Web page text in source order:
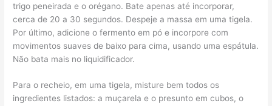
trigo peneirada e o orégano. Bate apenas até incorporar,
cerca de 20 a 30 segundos. Despeje a massa em uma tigela.
Por último, adicione o fermento em pó e incorpore com
movimentos suaves de baixo para cima, usando uma espátula.
Não bata mais no liquidificador.
Para o recheio, em uma tigela, misture bem todos os
ingredientes listados: a muçarela e o presunto em cubos, o